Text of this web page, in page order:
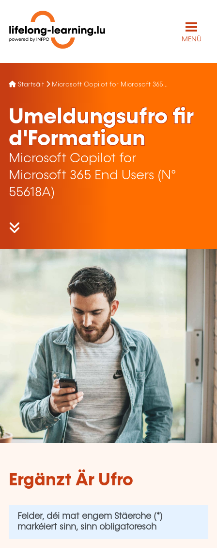
MENÜ
Startsäit Microsoft Copilot for Microsoft 365...
Umeldungsufro fir
d'Formatioun
Microsoft Copilot for
Microsoft 365 End Users (N°
55618A)
Ergänzt Är Ufro
Felder, déi mat engem Stäerche (*)
markéiert sinn, sinn obligatoresch